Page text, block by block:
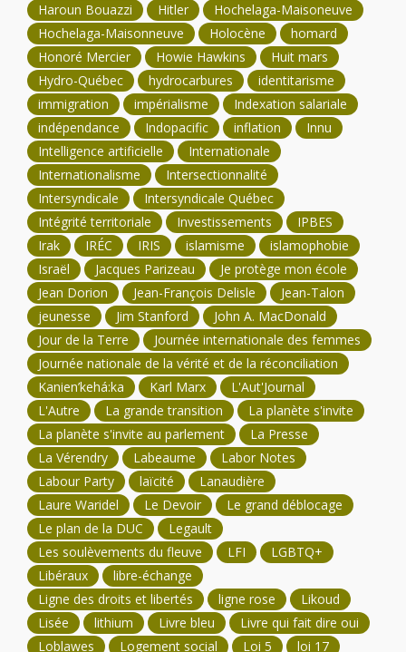
Haroun Bouazzi
Hitler
Hochelaga-Maisoneuve
Hochelaga-Maisonneuve
Holocène
homard
Honoré Mercier
Howie Hawkins
Huit mars
Hydro-Québec
hydrocarbures
identitarisme
immigration
impérialisme
Indexation salariale
indépendance
Indopacific inflation
Innu
Intelligence artificielle
Internationale
Internationalisme
Intersectionnalité
Intersyndicale
Intersyndicale Québec
Intégrité territoriale
Investissements
IPBES
Irak
IRÉC IRIS islamisme
islamophobie
Israël
Jacques Parizeau
Je protège mon école
Jean Dorion
Jean-François Delisle
Jean-Talon
jeunesse
Jim Stanford
John A. MacDonald
Jour de la Terre
Journée internationale des femmes
Journée nationale de la vérité et de la réconciliation
Kanien’kehá:ka
Karl Marx
L'Aut'Journal
L'Autre
La grande transition
La planète s'invite
La planète s'invite au parlement
La Presse
La Vérendry
Labeaume
Labor Notes
Labour Party
laïcité
Lanaudière
Laure Waridel
Le Devoir
Le grand déblocage
Le plan de la DUC
Legault
Les soulèvements du fleuve
LFI
LGBTQ+
Libéraux
libre-échange
Ligne des droits et libertés
ligne rose
Likoud
Lisée
lithium Livre bleu
Livre qui fait dire oui
Loblawes
Logement social Loi 5 loi 17